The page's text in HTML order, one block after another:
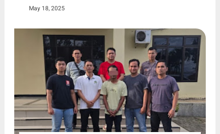
May 18, 2025